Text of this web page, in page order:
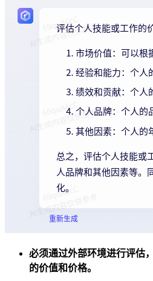
必须通过外部环境进行评估
的价值和价格。